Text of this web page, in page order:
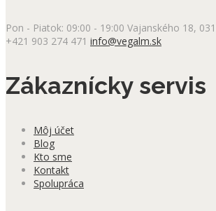
Pon - Piatok: 09:00 - 19:00 Vajanského 18,
+421 903 274 471 info@vegalm.sk
Zákaznícky servis
Môj účet
Blog
Kto sme
Kontakt
Spolupráca